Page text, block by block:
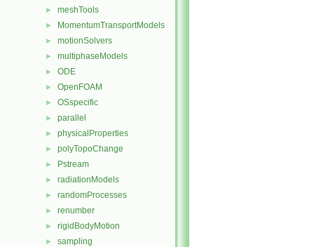
► meshTools
► MomentumTransportModels
► motionSolvers
► multiphaseModels
► ODE
► OpenFOAM
► OSspecific
► parallel
► physicalProperties
► polyTopoChange
► Pstream
► radiationModels
► randomProcesses
► renumber
► rigidBodyMotion
► sampling